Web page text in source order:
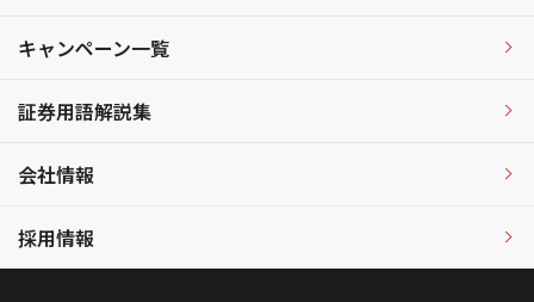
キャンペーン一覧
証券用語解説集
会社情報
採用情報